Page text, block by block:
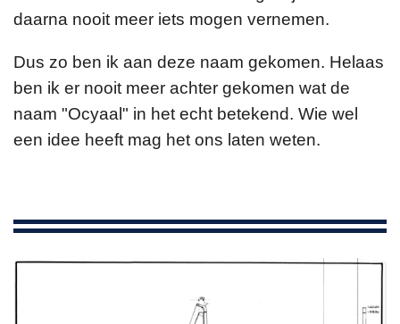
daarna nooit meer iets mogen vernemen.
Dus zo ben ik aan deze naam gekomen. Helaas
ben ik er nooit meer achter gekomen wat de
naam "Ocyaal" in het echt betekend. Wie wel
een idee heeft mag het ons laten weten.